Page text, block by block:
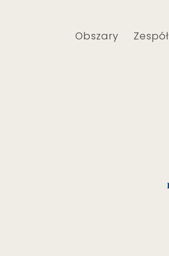
Obszary Zespół